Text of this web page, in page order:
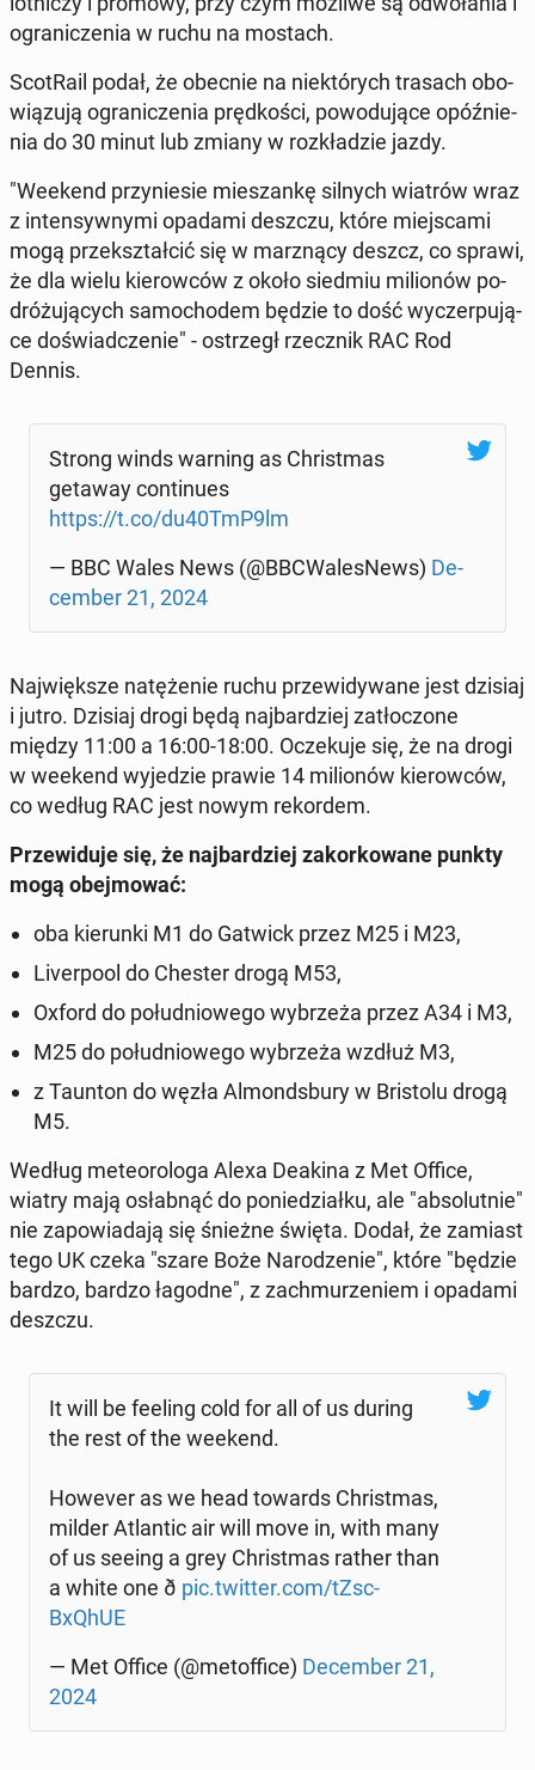
ogra­ni­cze­nia w ruchu na mostach.
Sco­tRa­il podał, że obecnie na nie­któ­rych trasach obo­
wią­zu­ją ogra­ni­cze­nia pręd­ko­ści, po­wo­du­ją­ce opóź­nie­
nia do 30 minut lub zmiany w roz­kła­dzie jazdy.
"Weekend przy­nie­sie mie­szan­kę silnych wiatrów wraz
z in­ten­syw­ny­mi opadami deszczu, które miej­sca­mi
mogą prze­kształ­cić się w mar­z­ną­cy deszcz, co sprawi,
że dla wielu kie­row­ców z około siedmiu mi­lio­nów po­
dró­żu­ją­cych sa­mo­cho­dem będzie to dość wy­czer­pu­ją­
ce do­świad­cze­nie" - ostrzegł rzecz­nik RAC Rod
Dennis.
Strong winds warning as Chri­st­mas
getaway con­ti­nu­es
https://t.co/du40TmP9lm
— BBC Wales News (@BBCWa­le­sNews) De­
cem­ber 21, 2024
Naj­więk­sze na­tę­że­nie ruchu prze­wi­dy­wa­ne jest dzisiaj
i jutro. Dzisiaj drogi będą naj­bar­dziej za­tło­czo­ne
między 11:00 a 16:00-18:00. Ocze­ku­je się, że na drogi
w weekend wy­je­dzie prawie 14 mi­lio­nów kie­row­ców,
co według RAC jest nowym re­kor­dem.
Prze­wi­du­je się, że naj­bar­dziej za­kor­ko­wa­ne punkty
mogą obej­mo­wać:
oba kie­run­ki M1 do Gatwick przez M25 i M23,
Li­ver­po­ol do Chester drogą M53,
Oxford do po­łu­dnio­we­go wy­brze­ża przez A34 i M3,
M25 do po­łu­dnio­we­go wy­brze­ża wzdłuż M3,
z Taunton do węzła Al­monds­bu­ry w Bri­sto­lu drogą
M5.
Według me­te­oro­lo­ga Alexa Deakina z Met Office,
wiatry mają osłab­nąć do po­nie­dział­ku, ale "ab­so­lut­nie"
nie za­po­wia­da­ją się śnieżne święta. Dodał, że zamiast
tego UK czeka "szare Boże Na­ro­dze­nie", które "będzie
bardzo, bardzo łagodne", z za­chmu­rze­niem i opadami
deszczu.
It will be feeling cold for all of us during
the rest of the weekend.
However as we head towards Chri­st­mas,
milder Atlan­tic air will move in, with many
of us seeing a grey Chri­st­mas rather than
a white one ð pic.twitter.com/tZsc­
BxQhUE
— Met Office (@me­tof­fi­ce) De­cem­ber 21,
2024